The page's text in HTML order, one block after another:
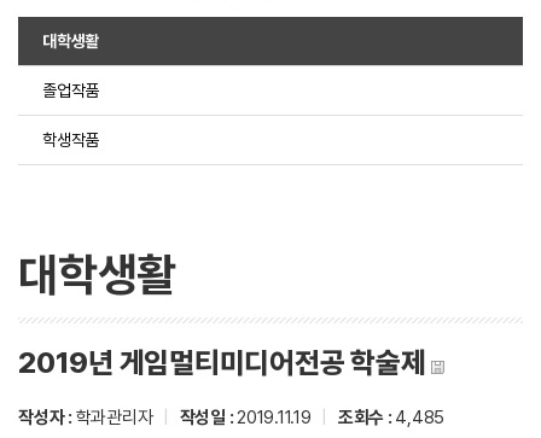
대학생활
졸업작품
학생작품
대학생활
2019년 게임멀티미디어전공 학술제
작성자 : 학과관리자 작성일 :2019.11.19 조회수 : 4,485